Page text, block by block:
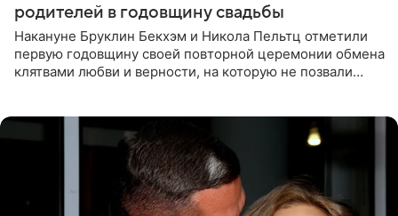
родителей в годовщину свадьбы
Накануне Бруклин Бекхэм и Никола Пельтц отметили
первую годовщину своей повторной церемонии обмена
клятвами любви и верности, на которую не позвали